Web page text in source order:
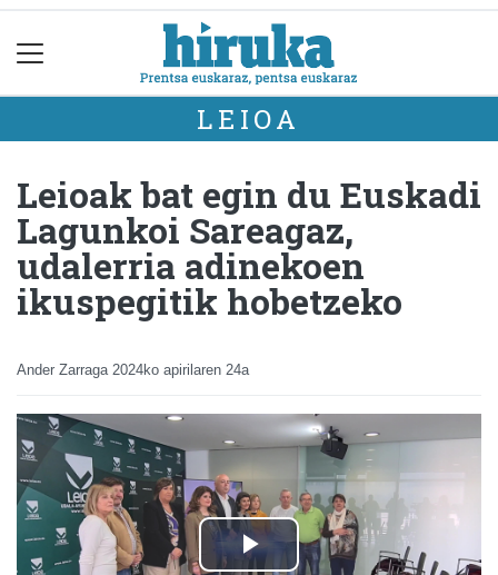
LEIOA
Leioak bat egin du Euskadi
Lagunkoi Sareagaz,
udalerria adinekoen
ikuspegitik hobetzeko
Ander Zarraga 2024ko apirilaren 24a